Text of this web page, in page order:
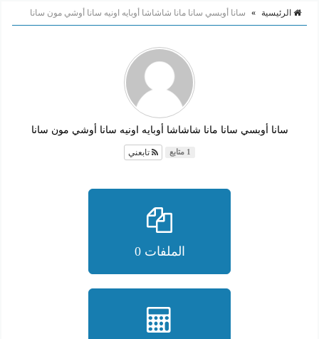
الرئيسية » سانا أوبسي سانا مانا شاشاشا أوبايه اونيه سانا أوشي مون سانا
سانا أوبسي سانا مانا شاشاشا أوبايه اونيه سانا أوشي مون سانا
1 متابع تابعني
الملفات 0